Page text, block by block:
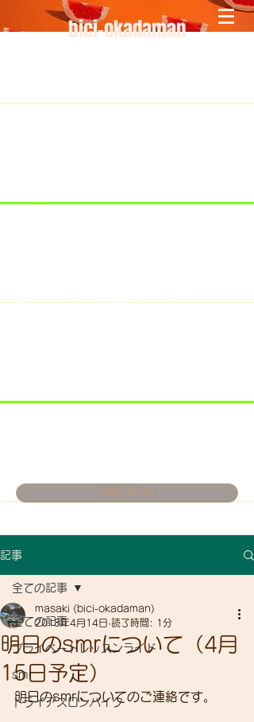
bici-okadaman
ポートで大井川港にいます）
お問い合わせ
記事
全ての記事
プライベートレッスンライド
smr
トライアスロンバイク
全ての記事
明日のsmrについて（4月
15日予定）
masaki (bici-okadaman)
2018年4月14日 読了時間: 1分
明日のsmrについてのご連絡です。